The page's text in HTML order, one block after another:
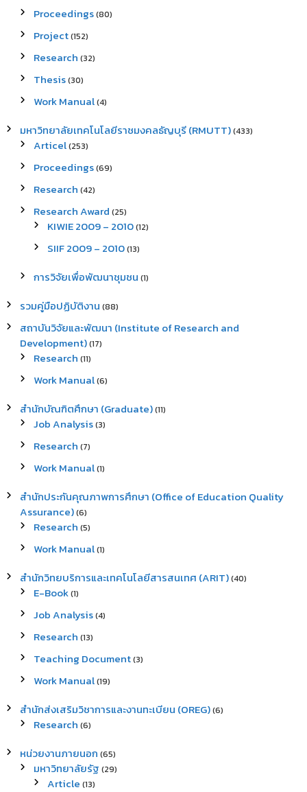
Proceedings(80)
Project(152)
Research (32)
Thesis(30)
Work Manual(4)
มหาวิทยาลัยเทคโนโลยีราชมงคลธัญบุรี (RMUTT)(433)
Articel(253)
Proceedings(69)
Research (42)
Research Award (25)
KIWIE 2009 – 2010(12)
SIIF 2009 – 2010(13)
การวิจัยเพื่อพัฒนาชุมชน (1)
รวมคู่มือปฏิบัติงาน (88)
สถาบันวิจัยและพัฒนา (Institute of Research and
Development)(17)
Research (11)
Work Manual(6)
สำนักบัณฑิตศึกษา (Graduate)(11)
Job Analysis(3)
Research (7)
Work Manual(1)
สำนักประกันคุณภาพการศึกษา (Office of Education Quality
Assurance)(6)
Research (5)
Work Manual(1)
สำนักวิทยบริการและเทคโนโลยีสารสนเทศ (ARIT)(40)
E-Book(1)
Job Analysis(4)
Research (13)
Teaching Document(3)
Work Manual(19)
สำนักส่งเสริมวิชาการและงานทะเบียน (OREG)(6)
Research (6)
หน่วยงานภายนอก (65)
มหาวิทยาลัยรัฐ (29)
Article (13)